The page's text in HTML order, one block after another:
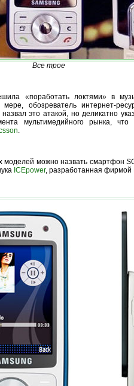
Все трое
«поработать локтями» в
обозреватель интернет-
это атакой, но деликатно
мультимедийного рынка, что
.
моделей можно назвать смартфон
ICEpower, разработанная фирмой